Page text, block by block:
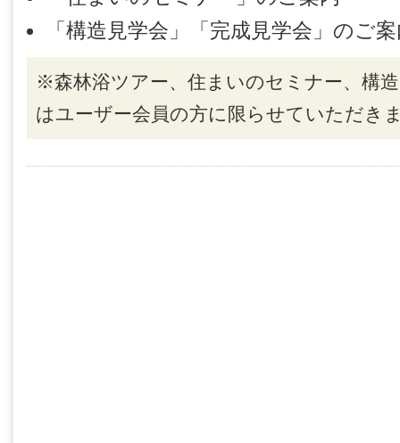
「構造見学会」「完成見学会」のご
※森林浴ツアー、住まいのセミナー、構
はユーザー会員の方に限らせていただき